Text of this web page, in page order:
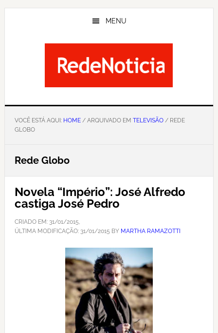
Skip
MENU
VOCÊ ESTÁ AQUI: HOME/ ARQUIVADO EM TELEVISÃO/ REDE
GLOBO
Rede Globo
Novela “Império”: José Alfredo
castiga José Pedro
CRIADO EM: 31/01/2015,
ÚLTIMA MODIFICAÇÃO: 31/01/2015 BY MARTHA RAMAZOTTI